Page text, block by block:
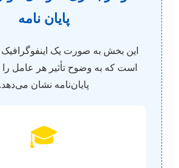
پایان نامه
این بخش به صورت یک
است که به وضوح تأثیر هر عامل را
پایان‌نامه نشان می‌دهد.
🎓